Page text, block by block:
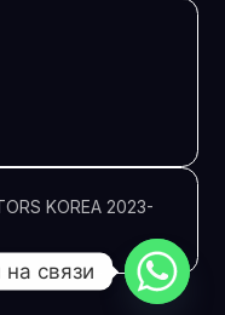
KOREA 2023-
связи